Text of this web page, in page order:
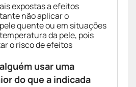
expostas a efeitos
não aplicar o
quente ou em situações
da pele, pois
o risco de efeitos
usar uma
do que a indicada